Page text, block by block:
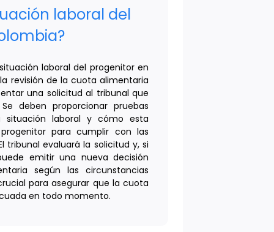
laboral del
laboral del progenitor en
revisión de la cuota alimentaria
una solicitud al tribunal que
deben proporcionar pruebas
situación laboral y cómo esta
para cumplir con las
tribunal evaluará la solicitud y, si
emitir una nueva decisión
según las circunstancias
para asegurar que la cuota
en todo momento.